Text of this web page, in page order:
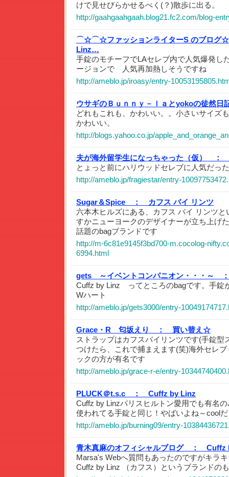
けで見せびらかせるべく(？)散歩に出る。
http://gaahgaahgaah.blog21.fc2.com/blog-
⌒☆⌒☆ファッションライターS のブロ
Linz…
手錠のモチーフでLAセレブ内で人気爆発
ージョンで 人気再加熱しそうですね
http://ameblo.jp/iroasy/entry-
ウサギのＢｕｎｎｙ－ｌａとyokoの徒然
どれもこれも、かわいい。。小さいサイズ
かわいい。
http://blogs.yahoo.co.jp/
夫が海外留学生になっちゃった（仮） ：
とょっと前にハリウッドセレブに人気だっ
http://ameblo.jp/fragiestar/entry-
Sugar＆Spice ：
カフス バイ リンツ
六本木ヒルズにある、カフス バイ リンツ
すかニューヨークのデザイナーが立ち上げ
話題のbagブランドです
http://m-6c81e9145f3bd700-m.cocolog-
6994.html
gets ～イベントコンパニオン・・・～ ：
Cuffz by Linz ってところのbagです。手錠
Wハート
http://ameblo.jp/gets3000/entry-
Grace・R 匂坂えり ：
買い替え☆
ストラップはカフスバイリンツです(手錠型
つけたら、これで捕まえます(笑)海外セレ
ックの方が有名です
http://ameblo.jp/grace-r-e/entry-
PLUCK＠t.s.c ：
Cuffz by Linz
Cuffz by Linzパリスヒルトン愛用でも有名
使われてる手錠と同じ！やばいよね～cool
http://ameblo.jp/burning09/entry-
青木真麻のオフィシャルブログ ：
Cuffz
Marsa's Webへ質問もあったのですがキラ
Cuffz by Linz （カフス）というブランドの